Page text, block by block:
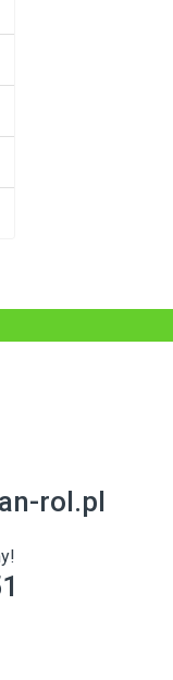
rol.pl